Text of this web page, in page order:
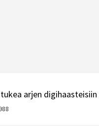
arjen digihaasteisiin